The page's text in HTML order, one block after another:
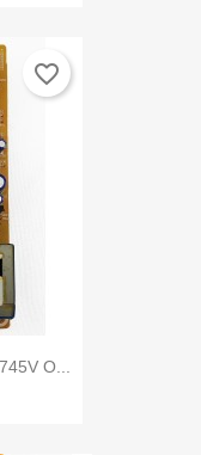
O...
favorite_border